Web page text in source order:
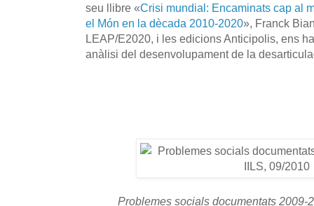
seu llibre «Crisi mundial: Encaminats cap al
el Món en la dècada 2010-2020», Franck
LEAP/E2020, i les edicions Anticipolis, ens
anàlisi del desenvolupament de la
Problemes socials documentats 2009-